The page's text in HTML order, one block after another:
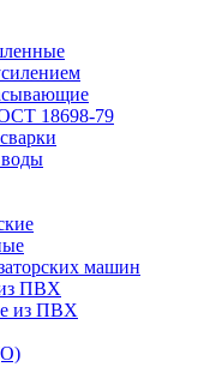
18698-79
воды
машин
ПВХ
из ПВХ